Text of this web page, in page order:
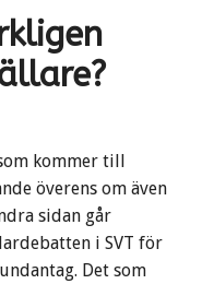
kommer till
överens om även
sidan går
i SVT för
Det som